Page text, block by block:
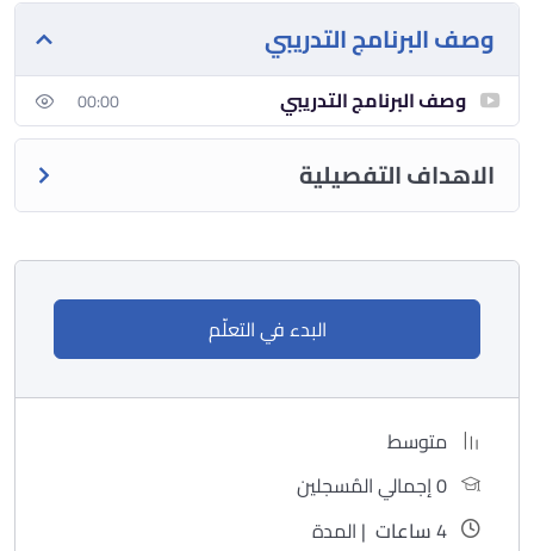
وصف البرنامج التدريبي
وصف البرنامج التدريبي 00:00
الاهداف التفصيلية
البدء في التعلّم
متوسط
0 إجمالي المُسجلين
4ساعات | المدة